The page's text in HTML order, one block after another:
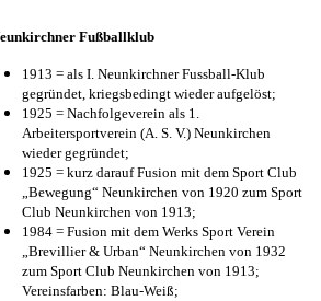
Fußballklub
1913 = als I. Neunkirchner Fussball-Klub
gegründet, kriegsbedingt wieder aufgelöst;
1925 = Nachfolgeverein als 1.
Arbeitersportverein (A. S. V.) Neunkirchen
wieder gegründet;
1925 = kurz darauf Fusion mit dem Sport Club
„Bewegung“ Neunkirchen von 1920 zum Sport
Club Neunkirchen von 1913;
1984 = Fusion mit dem Werks Sport Verein
„Brevillier & Urban“ Neunkirchen von 1932
zum Sport Club Neunkirchen von 1913;
Vereinsfarben: Blau-Weiß;